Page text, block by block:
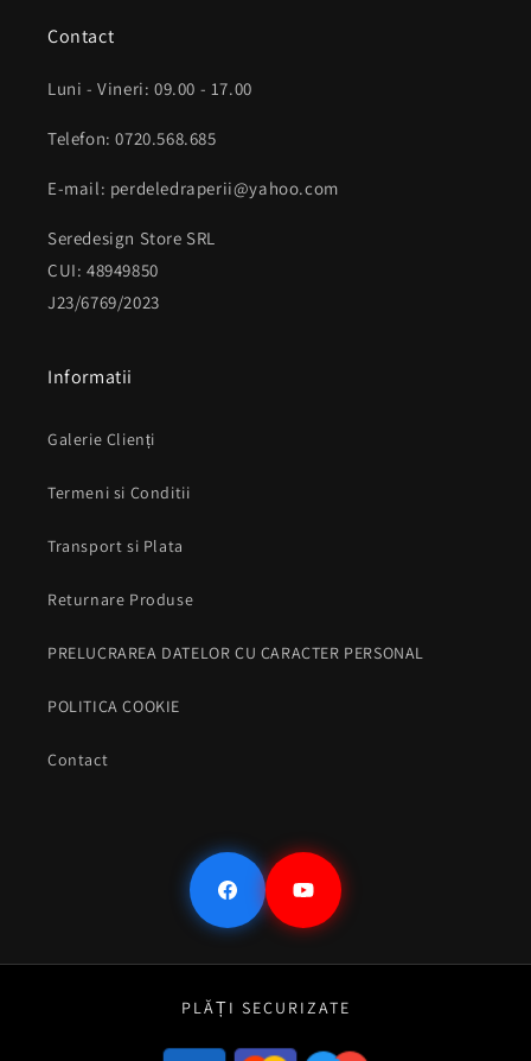
Contact
Luni - Vineri: 09.00 - 17.00
Telefon: 0720.568.685
E-mail: perdeledraperii@yahoo.com
Seredesign Store SRL
CUI: 48949850
J23/6769/2023
Informatii
Galerie Clienți
Termeni si Conditii
Transport si Plata
Returnare Produse
PRELUCRAREA DATELOR CU CARACTER PERSONAL
POLITICA COOKIE
Contact
FacebookYouTube
PLĂȚI SECURIZATE